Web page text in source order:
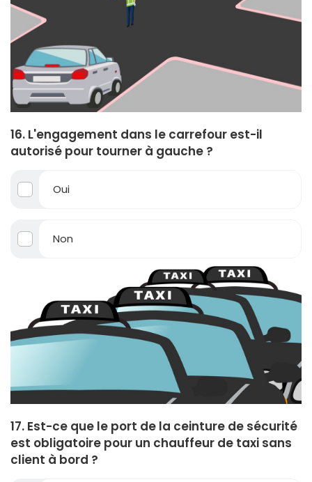
16. L'engagement dans le carrefour est-il
autorisé pour tourner à gauche ?
Oui
Non
17. Est-ce que le port de la ceinture de sécurité
est obligatoire pour un chauffeur de taxi sans
client à bord ?